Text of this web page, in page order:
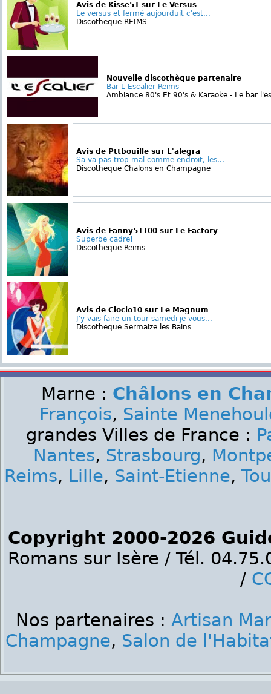
Avis de Kisse51 sur Le Versus
Le versus et fermé aujourduit c'est...
Discotheque REIMS
Nouvelle discothèque partenaire
Bar L Escalier Reims
Ambiance 80's Et 90's & Karaoke - Le bar
Avis de Pttbouille sur L'alegra
Sa va pas trop mal comme endroit, les...
Discotheque Chalons en Champagne
Avis de Fanny51100 sur Le Factory
Superbe cadre!
Discotheque Reims
Avis de Cloclo10 sur Le Magnum
J'y vais faire un tour samedi je vous...
Discotheque Sermaize les Bains
Marne : Châlons en
François, Sainte
grandes Villes de France :
Nantes, Strasbourg,
Reims, Lille, Saint-Etienne,
Copyright 2000-2026
Romans sur Isère / Tél.
/
Nos partenaires : Artisan
Champagne, Salon de